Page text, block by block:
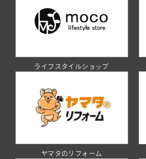
ライフスタイルショップ
ヤマタのリフォーム